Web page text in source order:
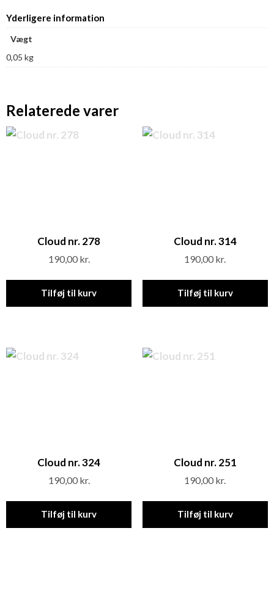
Yderligere information
Vægt
0,05 kg
Relaterede varer
Cloud nr. 278
190,00 kr.
Tilføj til kurv
Cloud nr. 314
190,00 kr.
Tilføj til kurv
Cloud nr. 324
190,00 kr.
Tilføj til kurv
Cloud nr. 251
190,00 kr.
Tilføj til kurv